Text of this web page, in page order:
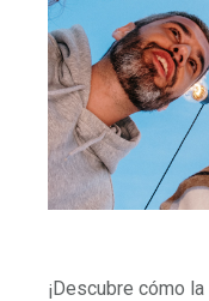
¡Descubre cómo la